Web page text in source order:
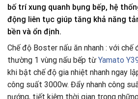
bố trí xung quanh bụng bếp, hệ
động liên tục giúp tăng khả năng
bền và ổn định.
Chế độ Boster nấu ăn nhanh : với chế
thường 1 vùng nấu bếp từ Yamato
khi bật chế độ gia nhiệt nhanh ngay
công suất 3000w. Đẩy nhanh công
nướng, tiết kiệm thời gian trong